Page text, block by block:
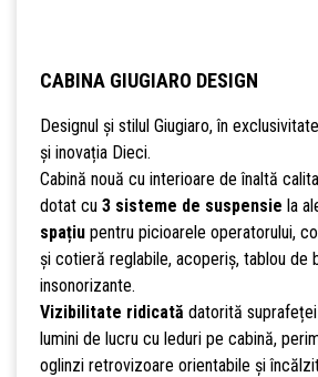
CABINA GIUGIARO DESIGN
Designul și stilul Giugiaro, în
și inovația Dieci.
Cabină nouă cu interioare de înaltă
dotat cu 3 sisteme de suspensie la
spațiupentru picioarele operatorului,
și cotieră reglabile, acoperiș, tablou de
insonorizante.
Vizibilitate ridicată datorită
lumini de lucru cu leduri pe cabină,
oglinzi retrovizoare orientabile și